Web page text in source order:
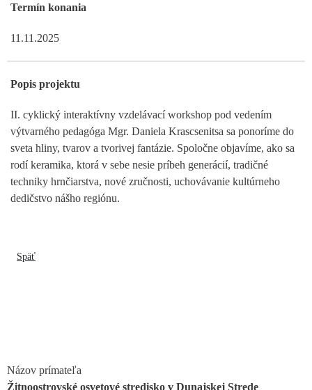
Termín konania
11.11.2025
Popis projektu
II. cyklický interaktívny vzdelávací workshop pod vedením
výtvarného pedagóga Mgr. Daniela Krascsenitsa sa ponoríme do
sveta hliny, tvarov a tvorivej fantázie. Spoločne objavíme, ako sa
rodí keramika, ktorá v sebe nesie príbeh generácií, tradičné
techniky hrnčiarstva, nové zručnosti, uchovávanie kultúrneho
dedičstvo nášho regiónu.
Späť
Názov prímateľa
Žitnoostrovské osvetové stredisko v Dunajskej Strede